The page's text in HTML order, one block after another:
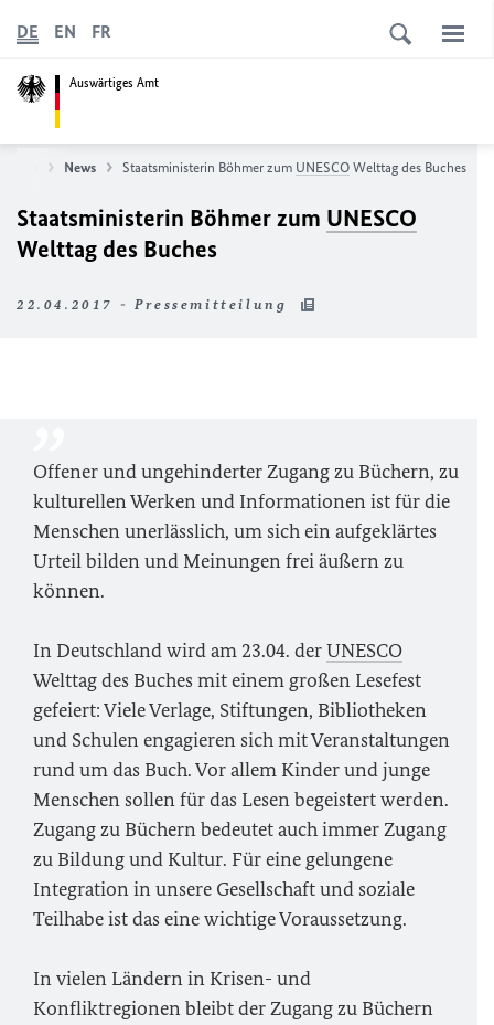
Auswärtiges Amt
DE EN FR
News Staatsministerin Böhmer zum UNESCO Welttag des Buches
Staatsministerin Böhmer zum UNESCO
Welttag des Buches
22.04.2017 - Pressemitteilung
Offener und ungehinderter Zugang zu Büchern, zu
kulturellen Werken und Informationen ist für die
Menschen unerlässlich, um sich ein aufgeklärtes
Urteil bilden und Meinungen frei äußern zu
können.
In Deutschland wird am 23.04. derUNESCO
Welttag des Buches mit einem großen Lesefest
gefeiert: Viele Verlage, Stiftungen, Bibliotheken
und Schulen engagieren sich mit Veranstaltungen
rund um das Buch. Vor allem Kinder und junge
Menschen sollen für das Lesen begeistert werden.
Zugang zu Büchern bedeutet auch immer Zugang
zu Bildung und Kultur. Für eine gelungene
Integration in unsere Gesellschaft und soziale
Teilhabe ist das eine wichtige Voraussetzung.
In vielen Ländern in Krisen- und
Konfliktregionen bleibt der Zugang zu Büchern